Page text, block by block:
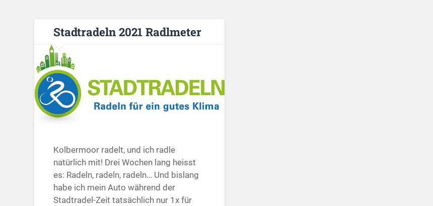
Stadtradeln 2021 Radlmeter
Kolbermoor radelt, und ich radle
natürlich mit! Drei Wochen lang heisst
es: Radeln, radeln, radeln… Und bislang
habe ich mein Auto während der
Stadtradel-Zeit tatsächlich nur 1x für